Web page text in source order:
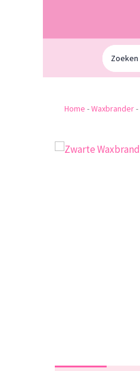
Zoeken
naar:
Home -Waxbrander-